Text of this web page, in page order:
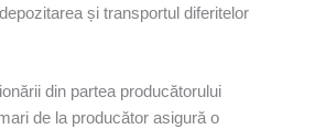
și transportul diferitelor
din partea producătorului
de la producător asigură o